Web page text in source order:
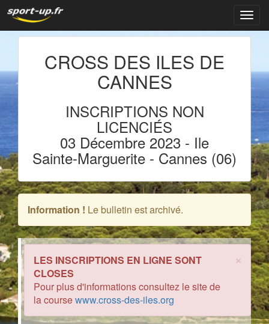
CROSS DES ILES DE
CANNES
INSCRIPTIONS NON
LICENCIÉS
03 Décembre 2023 - Ile
Sainte-Marguerite - Cannes (06)
Information ! Le bulletin est archivé.
×
LES INSCRIPTIONS EN LIGNE SONT
CLOSES
Pour plus d'informations consultez le site de
la coursewww.cross-des-iles.org